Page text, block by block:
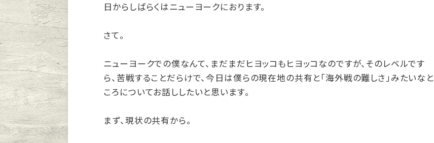
日からしばらくはニューヨークにおります。
さて。
ニューヨークでの僕なんて、まだまだヒヨッコもヒヨッコなのですが、そのレベルです
ら、苦戦することだらけで、今日は僕らの現在地の共有と「海外戦の難しさ」みたいなと
ころについてお話ししたいと思います。
まず、現状の共有から。